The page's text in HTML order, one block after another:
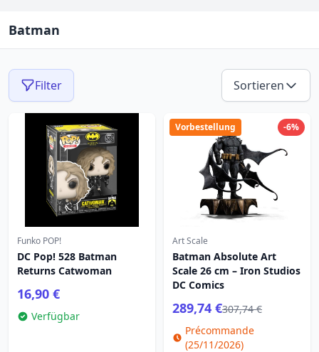
Batman
Filter Sortieren
Funko POP!
DC Pop! 528 Batman
Returns Catwoman
16,90 €
Verfügbar
-6%
Vorbestellung
Art Scale
Batman Absolute Art
Scale 26 cm – Iron Studios
DC Comics
289,74 €307,74 €
Précommande
(25/11/2026)